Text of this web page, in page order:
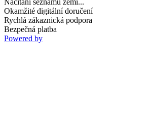
Načítání seznamu zemí...
Okamžité digitální doručení
Rychlá zákaznická podpora
Bezpečná platba
Powered by